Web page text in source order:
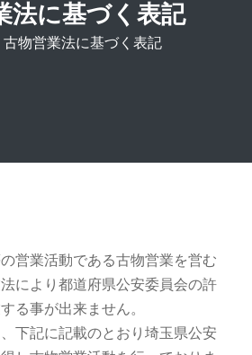
法に基づく表記
古物営業法に基づく表記
営業活動である古物営業を営む
により都道府県公安委員会の許
る事が出来ません。
下記に記載のとおり埼玉県公安